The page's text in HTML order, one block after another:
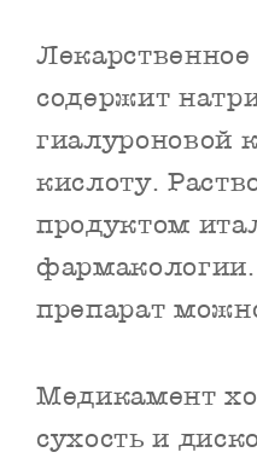
Лекарственное
содержит
гиалуроновой
кислоту.
продуктом
препарат
Медикамент
сухость и